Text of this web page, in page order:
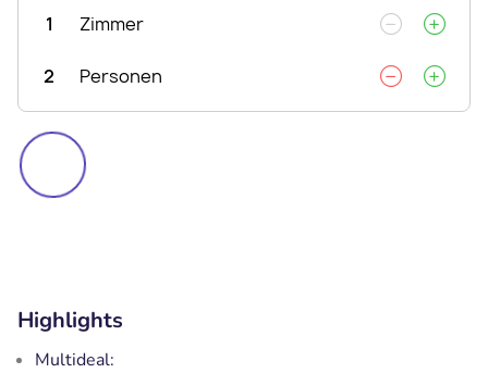
1 Zimmer
2 Personen
Highlights
Multideal: